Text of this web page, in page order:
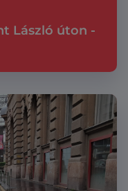
László úton -